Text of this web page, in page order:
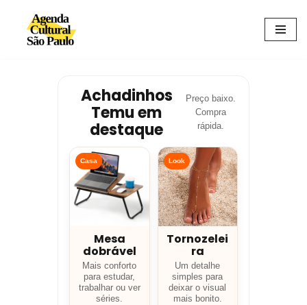
Avançar
Achadinhos
Temu em
destaque
Preço baixo.
Compra
rápida.
Casa
Mesa
dobrável
Mais conforto
para estudar,
trabalhar ou ver
séries.
Look
Tornozelei
ra
Um detalhe
simples para
deixar o visual
mais bonito.